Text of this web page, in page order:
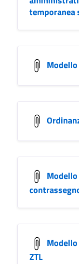
temporanea
ZTL